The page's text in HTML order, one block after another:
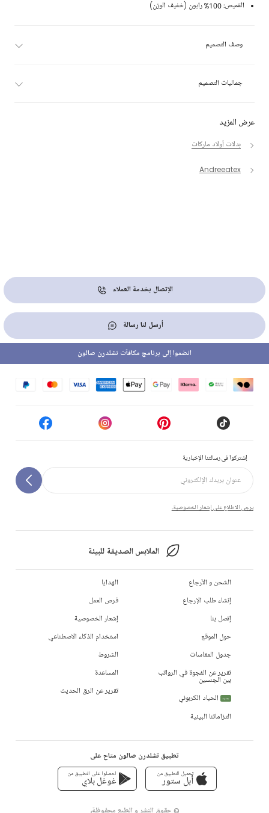
عرض المزيد
بدلات أولاد ماركات
Andreeatex
القميص: 100% رايون (خفيف الوزن)
وصف التصميم
جماليات التصميم
الإتصال بخدمة العملاء
أرسل لنا رسالة
إشتركوا في رسالتنا الإخبارية
يرجى الاطلاع على إشعار الخصوصية.
الملابس الصديقة للبيئة
انضموا إلى برنامج مكافآت تشلدرن صالون
الشحن و الأرجاع
إنشاء طلب الإرجاع
إتصل بنا
حول الموقع
جدول المقاسات
تقرير عن الفجوة في الرواتب
بين الجنسين
جديد
الحياد الكربوني
التزاماتنا البيئية
الهدايا
فرص العمل
إشعار الخصوصية
استخدام الذكاء الاصطناعي
الشروط
المساعدة
تقرير عن الرق الحديث
تطبيق تشلدرن صالون متاح على
تحميل التطبيق من
أبل ستور
احصلوا على التطبيق من
غوغل بلاي
© حقوق النشر و الطبع محفوظة،